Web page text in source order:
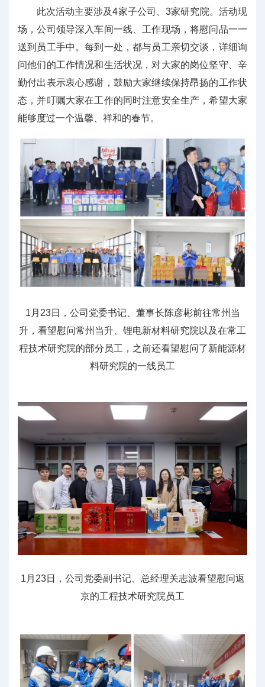
此次活动主要涉及4家子公司、3家研究院。活动现
场，公司领导深入车间一线、工作现场，将慰问品一一
送到员工手中。每到一处，都与员工亲切交谈，详细询
问他们的工作情况和生活状况，对大家的岗位坚守、辛
勤付出表示衷心感谢，鼓励大家继续保持昂扬的工作状
态，并叮嘱大家在工作的同时注意安全生产，希望大家
能够度过一个温馨、祥和的春节。
1月23日，公司党委书记、董事长陈彦彬前往常州当
升，看望慰问常州当升、锂电新材料研究院以及在常工
程技术研究院的部分员工，之前还看望慰问了新能源材
料研究院的一线员工
1月23日，公司党委副书记、总经理关志波看望慰问返
京的工程技术研究院员工